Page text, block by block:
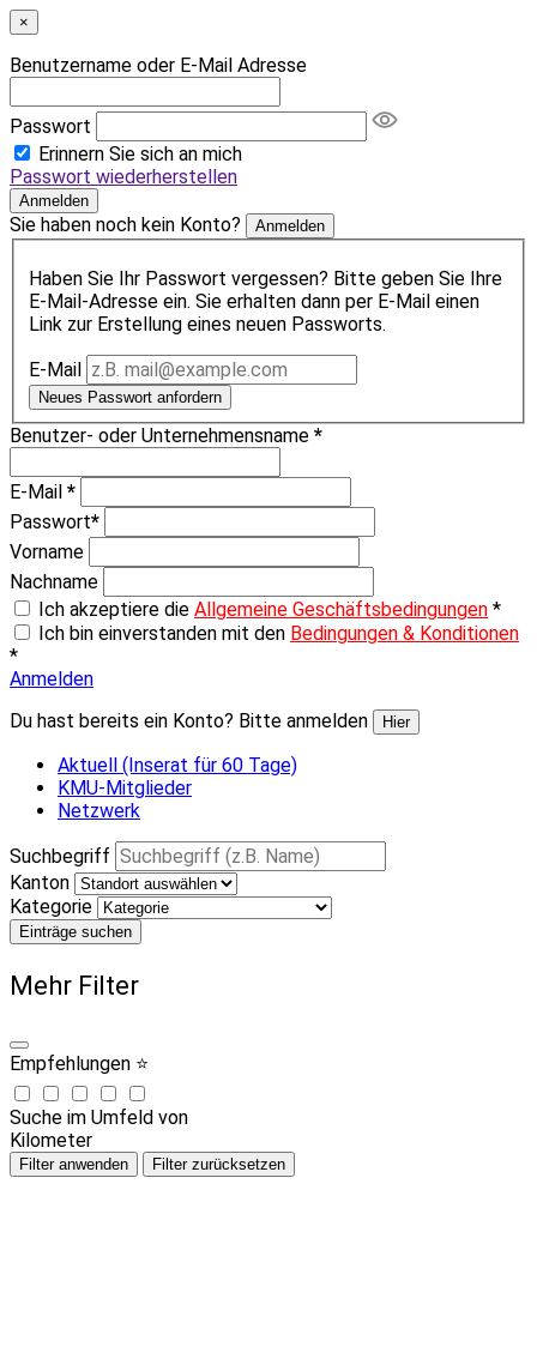
×
Benutzername oder E-Mail Adresse
Passwort
Erinnern Sie sich an mich
Passwort wiederherstellen
Anmelden
Sie haben noch kein Konto? Anmelden
Haben Sie Ihr Passwort vergessen? Bitte geben Sie Ihre
E-Mail-Adresse ein. Sie erhalten dann per E-Mail einen
Link zur Erstellung eines neuen Passworts.
E-Mail
Neues Passwort anfordern
Benutzer- oder Unternehmensname *
E-Mail *
Passwort*
Vorname
Nachname
Ich akzeptiere die Allgemeine Geschäftsbedingungen *
Ich bin einverstanden mit den Bedingungen & Konditionen
*
Anmelden
Du hast bereits ein Konto? Bitte anmelden
Hier
Aktuell (Inserat für 60 Tage)
KMU-Mitglieder
Netzwerk
Suchbegriff
Kanton
Kategorie
Einträge suchen
Mehr Filter
Empfehlungen ⭐
Suche im Umfeld von
Kilometer
Filter anwenden Filter zurücksetzen